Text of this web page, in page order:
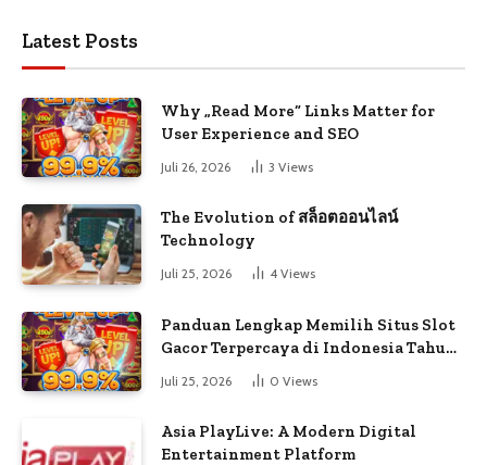
Latest Posts
Why „Read More“ Links Matter for
User Experience and SEO
Juli 26, 2026 3 Views
The Evolution of สล็อตออนไลน์
Technology
Juli 25, 2026 4 Views
Panduan Lengkap Memilih Situs Slot
Gacor Terpercaya di Indonesia Tahun
Juli 25, 2026 0 Views
Asia PlayLive: A Modern Digital
Entertainment Platform